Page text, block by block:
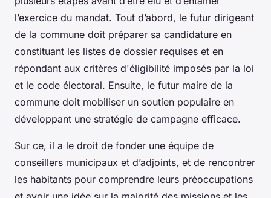
l’exercice du mandat. Tout d’abord, le futur dirigeant
de la commune doit préparer sa candidature en
constituant les listes de dossier requises et en
répondant aux critères d'éligibilité imposés par la loi
et le code électoral. Ensuite, le futur maire de la
commune doit mobiliser un soutien populaire en
développant une stratégie de campagne efficace.
Sur ce, il a le droit de fonder une équipe de
conseillers municipaux et d’adjoints, et de rencontrer
les habitants pour comprendre leurs préoccupations